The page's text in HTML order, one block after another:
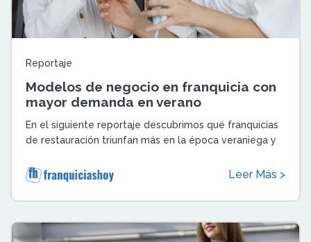
Reportaje
Modelos de negocio en franquicia con
mayor demanda en verano
En el siguiente reportaje descubrimos qué franquicias
de restauración triunfan más en la época veraniega y
Leer Más >